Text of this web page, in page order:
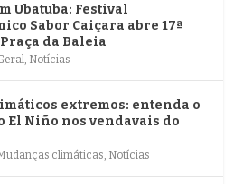
Ubatuba: Festival
Sabor Caiçara abre 17ª
da Baleia
Notícias
extremos: entenda o
El Niño nos vendavais do
climáticas Notícias